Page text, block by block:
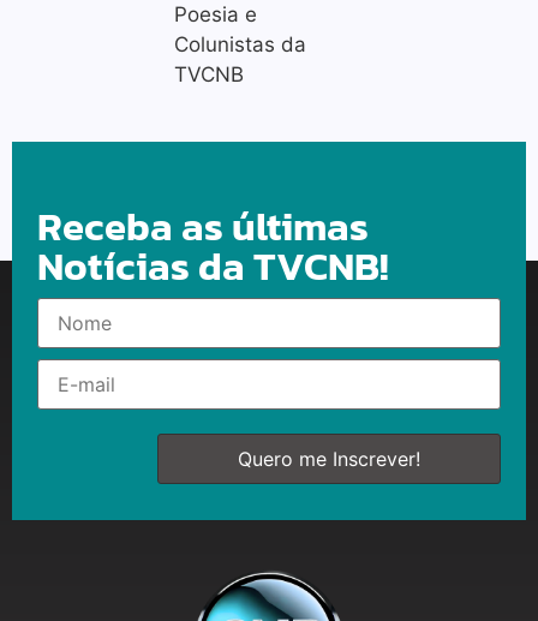
Poesia e
Colunistas da
TVCNB
Receba as últimas
Notícias da TVCNB!